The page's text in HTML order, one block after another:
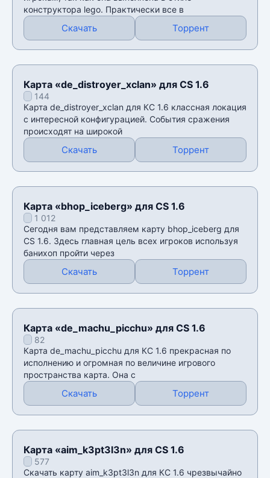
конструктора lego. Практически все в
Скачать Торрент
Карта «de_distroyer_xclan» для CS 1.6
144
Карта de_distroyer_xclan для КС 1.6 классная локация
с интересной конфигурацией. События сражения
происходят на широкой
Скачать Торрент
Карта «bhop_iceberg» для CS 1.6
1 012
Сегодня вам представляем карту bhop_iceberg для
CS 1.6. Здесь главная цель всех игроков используя
банихоп пройти через
Скачать Торрент
Карта «de_machu_picchu» для CS 1.6
82
Карта de_machu_picchu для КС 1.6 прекрасная по
исполнению и огромная по величине игрового
пространства карта. Она с
Скачать Торрент
Карта «aim_k3pt3l3n» для CS 1.6
577
Скачать карту aim_k3pt3l3n для КС 1.6 чрезвычайно